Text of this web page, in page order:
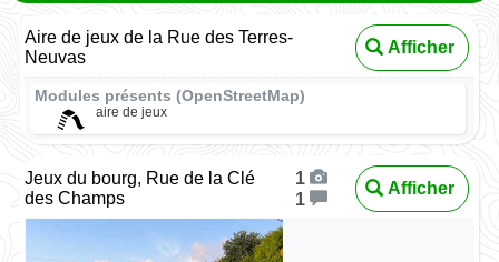
Aire de jeux de la Rue des Terres-
Neuvas
Afficher
Modules présents (OpenStreetMap)
aire de jeux
Jeux du bourg, Rue de la Clé
des Champs
1
1
Afficher